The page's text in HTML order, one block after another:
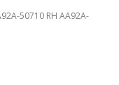
50710 RH AA92A-